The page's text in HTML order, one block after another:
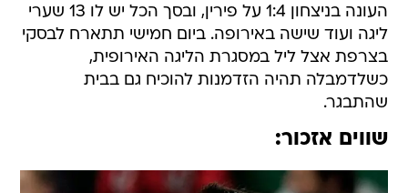
העונה בניצחון 1:4 על פירין, ובסך הכל יש לו 13 שערי
ליגה ועוד שישה באירופה. ביום חמישי תתארח לבסקי
בצרפת אצל ליל במסגרת הליגה האירופית,
כשלדמבלה תהיה הזדמנות להוכיח גם בבית
שהתבגר.
שווים אזכור: